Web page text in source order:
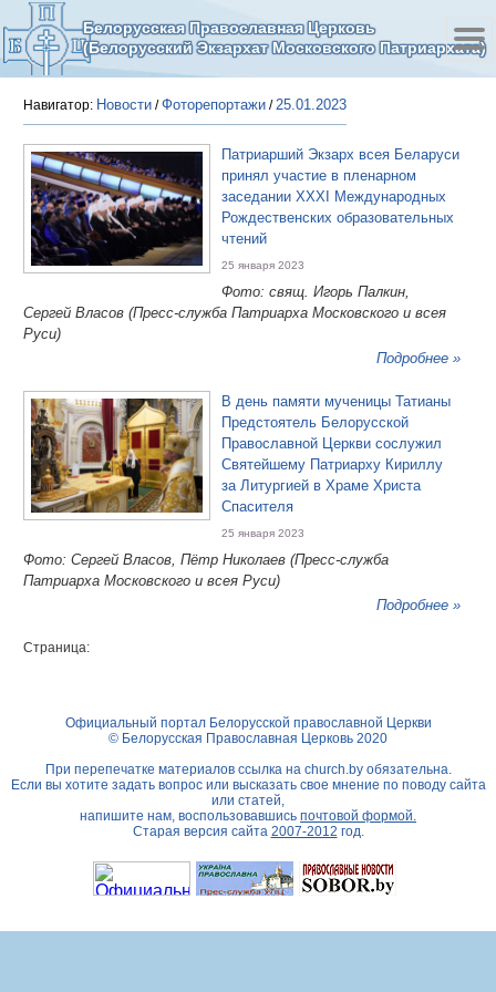
Белорусская Православная Церковь
(Белорусский Экзархат Московского Патриархата)
Навигатор: Новости /Фоторепортажи /25.01.2023
Патриарший Экзарх всея Беларуси
принял участие в пленарном
заседании XXXI Международных
Рождественских образовательных
чтений
25 января 2023
Фото: свящ. Игорь Палкин,
Сергей Власов (Пресс-служба Патриарха Московского и всея
Руси)
Подробнее »
В день памяти мученицы Татианы
Предстоятель Белорусской
Православной Церкви сослужил
Святейшему Патриарху Кириллу
за Литургией в Храме Христа
Спасителя
25 января 2023
Фото: Сергей Власов, Пётр Николаев (Пресс-служба
Патриарха Московского и всея Руси)
Подробнее »
Страница:
Официальный портал Белорусской православной Церкви
© Белорусская Православная Церковь 2020
При перепечатке материалов ссылка на church.byобязательна.
Если вы хотите задать вопрос или высказать свое мнение по поводу сайта
или статей,
напишите нам, воспользовавшись почтовой формой.
Старая версия сайта 2007-2012 год.